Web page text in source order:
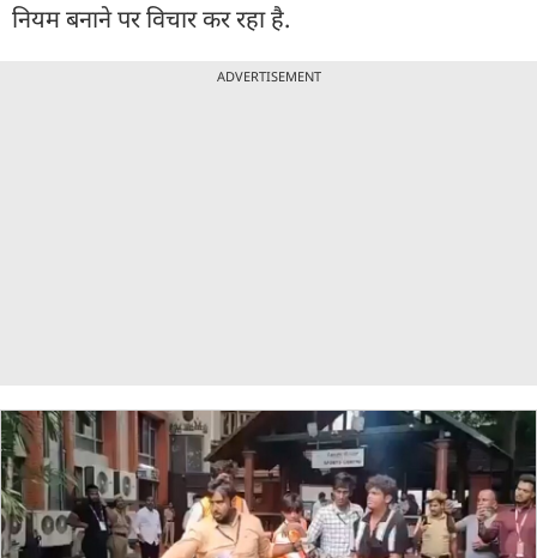
नियम बनाने पर विचार कर रहा है.
ADVERTISEMENT